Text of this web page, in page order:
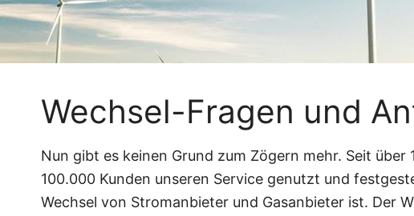
Wechsel-Fragen und
Nun gibt es keinen Grund zum Zögern mehr. Seit
100.000 Kunden unseren Service genutzt und
Wechsel von Stromanbieter und Gasanbieter ist. Der